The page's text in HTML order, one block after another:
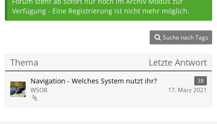
Verfügung - Eine Registrierung ist nicht mehr möglich.
Suche nach Tags
Thema Letzte Antwort
Navigation - Welches System nutzt ihr?
38
WSOB
17. März 2021